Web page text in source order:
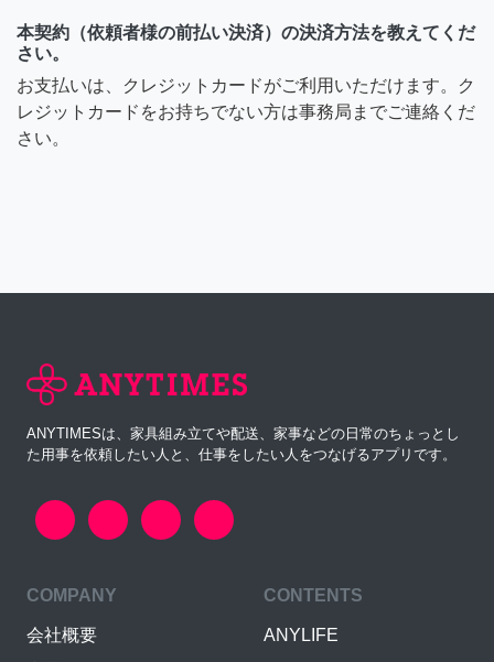
本契約（依頼者様の前払い決済）の決済方法を教えてくだ
さい。
お支払いは、クレジットカードがご利用いただけます。ク
レジットカードをお持ちでない方は事務局までご連絡くだ
さい。
ANYTIMESは、家具組み立てや配送、家事などの日常のちょっとし
た用事を依頼したい人と、仕事をしたい人をつなげるアプリです。
COMPANY
会社概要
CONTENTS
ANYLIFE